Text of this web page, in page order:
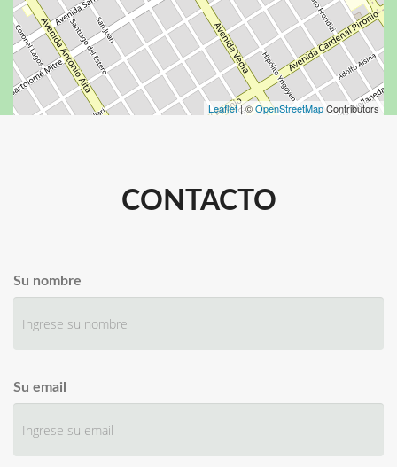
Leaflet| ©OpenStreetMapContributors
CONTACTO
Su nombre
Su email